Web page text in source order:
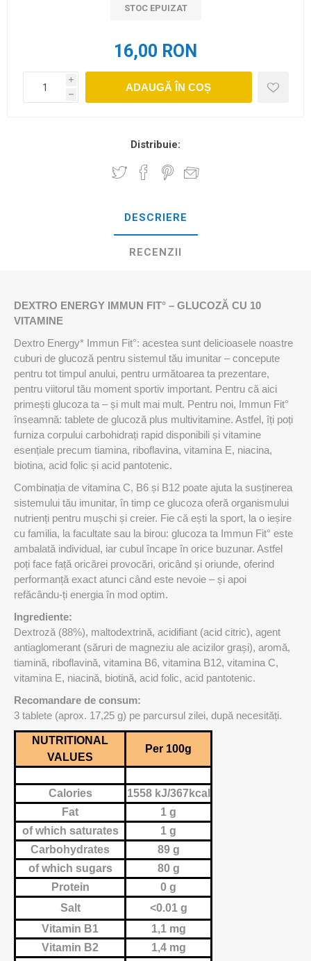
STOC EPUIZAT
16,00 RON
i
h
ADAUGĂ ÎN COȘ
Distribuie:
DESCRIERE
RECENZII
DEXTRO ENERGY IMMUN FIT° – GLUCOZĂ CU 10
VITAMINE
Dextro Energy* Immun Fit°: acestea sunt delicioasele noastre
cuburi de glucoză pentru sistemul tău imunitar – concepute
pentru tot timpul anului, pentru următoarea ta prezentare,
pentru viitorul tău moment sportiv important. Pentru că aici
primești glucoza ta – și mult mai mult. Pentru noi, Immun Fit°
înseamnă: tablete de glucoză plus multivitamine. Astfel, îți poți
furniza corpului carbohidrați rapid disponibili și vitamine
esențiale precum tiamina, riboflavina, vitamina E, niacina,
biotina, acid folic și acid pantotenic.
Combinația de vitamina C, B6 și B12 poate ajuta la susținerea
sistemului tău imunitar, în timp ce glucoza oferă organismului
nutrienți pentru mușchi și creier. Fie că ești la sport, la o ieșire
cu familia, la facultate sau la birou: glucoza ta Immun Fit° este
ambalată individual, iar cubul încape în orice buzunar. Astfel
poți face față oricărei provocări, oricând și oriunde, oferind
performanță exact atunci când este nevoie – și apoi
refăcându-ți energia în mod optim.
Ingrediente:
Dextroză (88%), maltodextrină, acidifiant (acid citric), agent
antiaglomerant (săruri de magneziu ale acizilor grași), aromă,
tiamină, riboflavină, vitamina B6, vitamina B12, vitamina C,
vitamina E, niacină, biotină, acid folic, acid pantotenic.
Recomandare de consum:
3 tablete (aprox. 17,25 g) pe parcursul zilei, după necesități.
NUTRITIONAL
VALUES
Per 100g
Calories
1558 kJ/367kcal
Fat
1 g
of which saturates
1 g
Carbohydrates
89 g
of which sugars
80 g
Protein
0 g
Salt
<0.01 g
Vitamin B1
1,1 mg
Vitamin B2
1,4 mg